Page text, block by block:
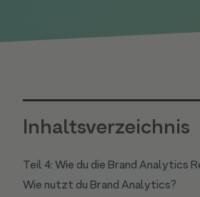
Inhaltsverzeichnis
Teil 4: Wie du die Brand Analytics
Wie nutzt du Brand Analytics?